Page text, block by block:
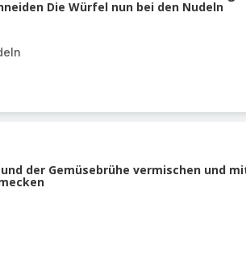
Die Würfel nun bei den Nudeln
der Gemüsebrühe vermischen und